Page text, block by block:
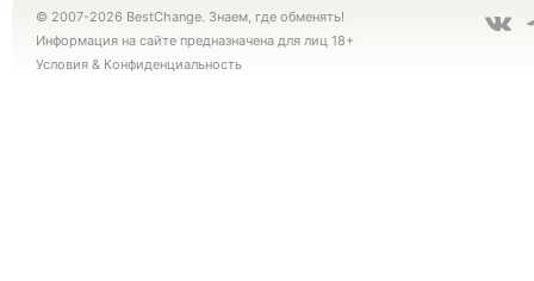
© 2007-2026 BestChange. Знаем, где обменять!
Информация на сайте предназначена для лиц 18+
Условия & Конфиденциальность